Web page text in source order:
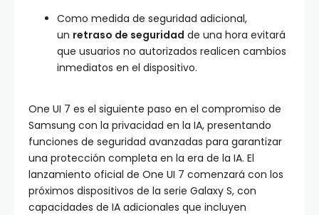
Como medida de seguridad adicional,
un retraso de seguridad de una hora evitará
que usuarios no autorizados realicen cambios
inmediatos en el dispositivo.
One UI 7 es el siguiente paso en el compromiso de
Samsung con la privacidad en la IA, presentando
funciones de seguridad avanzadas para garantizar
una protección completa en la era de la IA. El
lanzamiento oficial de One UI 7 comenzará con los
próximos dispositivos de la serie Galaxy S, con
capacidades de IA adicionales que incluyen